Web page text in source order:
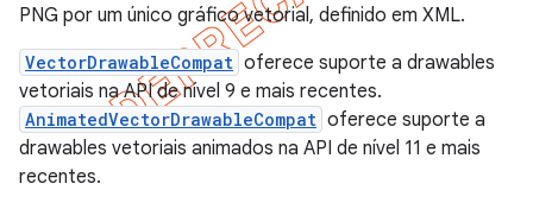
PNG por um único gráfico vetorial, definido em XML.
VectorDrawableCompat oferece suporte a drawables
vetoriais na API de nível 9 e mais recentes.
AnimatedVectorDrawableCompat oferece suporte a
drawables vetoriais animados na API de nível 11 e mais
recentes.